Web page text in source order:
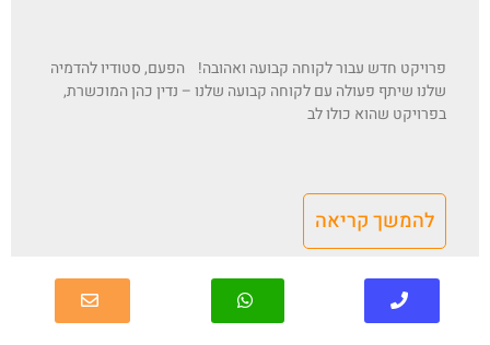
פרויקט חדש עבור לקוחה קבועה ואהובה! הפעם, סטודיו להדמיה
שלנו שיתף פעולה עם לקוחה קבועה שלנו – נדין כהן המוכשרת,
בפרויקט שהוא כולו לב
להמשך קריאה